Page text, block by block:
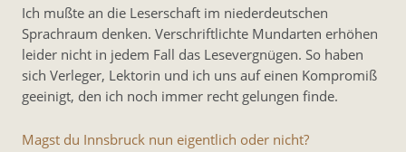
Ich mußte an die Leserschaft im niederdeutschen
Sprachraum denken. Verschriftlichte Mundarten erhöhen
leider nicht in jedem Fall das Lesevergnügen. So haben
sich Verleger, Lektorin und ich uns auf einen Kompromiß
geeinigt, den ich noch immer recht gelungen finde.
Magst du Innsbruck nun eigentlich oder nicht?